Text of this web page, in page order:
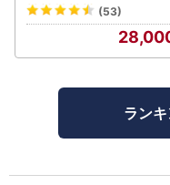
(53)
ラン